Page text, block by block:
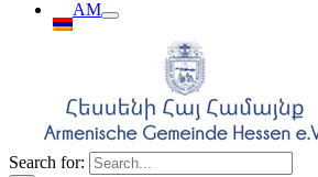
AM
Search for: